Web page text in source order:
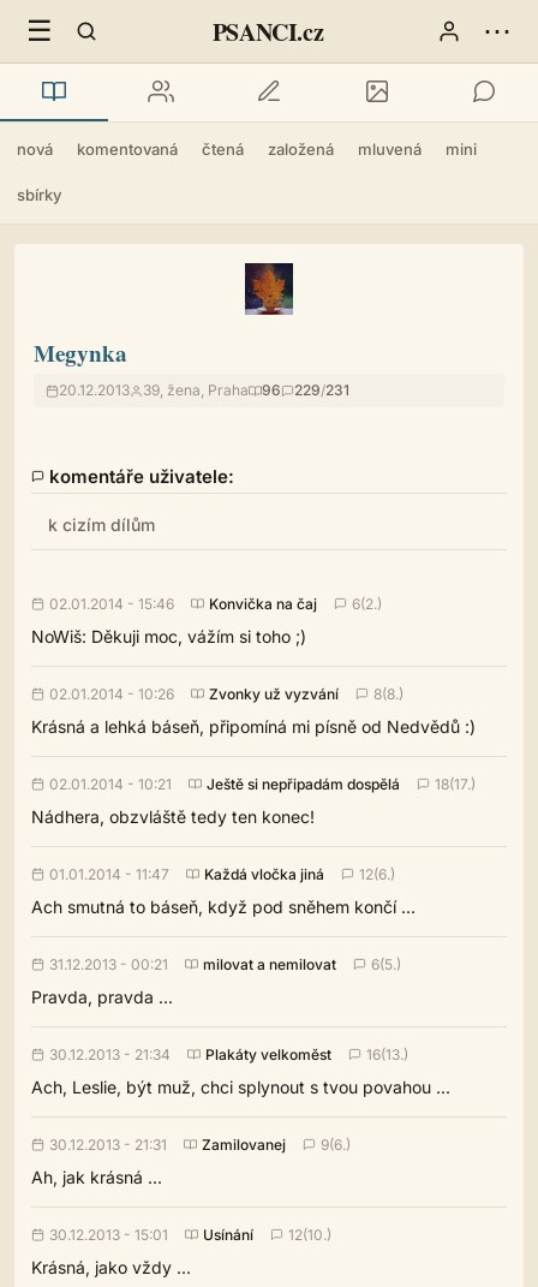
☰ PSANCI.cz ⋯
nová komentovaná čtená založená mluvená mini
sbírky
Megynka
20.12.2013 39, žena, Praha 96 229/231
komentáře uživatele:
k cizím dílům
02.01.2014 - 15:46 Konvička na čaj 6(2.)
NoWiš: Děkuji moc, vážím si toho ;)
02.01.2014 - 10:26 Zvonky už vyzvání 8(8.)
Krásná a lehká báseň, připomíná mi písně od Nedvědů :)
02.01.2014 - 10:21 Ještě si nepřipadám dospělá 18(17.)
Nádhera, obzvláště tedy ten konec!
01.01.2014 - 11:47 Každá vločka jiná 12(6.)
Ach smutná to báseň, když pod sněhem končí ...
31.12.2013 - 00:21 milovat a nemilovat 6(5.)
Pravda, pravda ...
30.12.2013 - 21:34 Plakáty velkoměst 16(13.)
Ach, Leslie, být muž, chci splynout s tvou povahou ...
30.12.2013 - 21:31 Zamilovanej 9(6.)
Ah, jak krásná ...
30.12.2013 - 15:01 Usínání 12(10.)
Krásná, jako vždy ...